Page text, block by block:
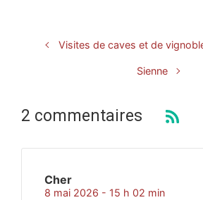
Visites de caves et de
Sienne
2 commentaires
Cher
8 mai 2026 - 15 h 02 min